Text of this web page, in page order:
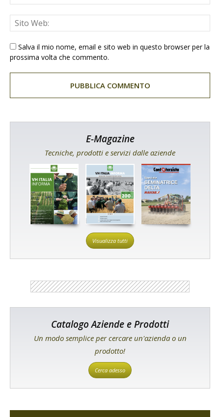
Salva il mio nome, email e sito web in questo browser per la
prossima volta che commento.
E-Magazine
Tecniche, prodotti e servizi dalle aziende
Visualizza tutti
Catalogo Aziende e Prodotti
Un modo semplice per cercare un'azienda o un
prodotto!
Cerca adesso